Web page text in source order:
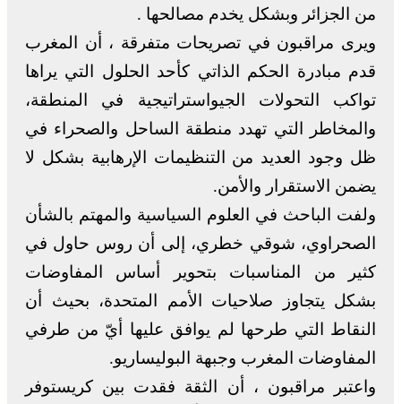
من الجزائر وبشكل يخدم مصالحها .
ويرى مراقبون في تصريحات متفرقة ، أن المغرب
قدم مبادرة الحكم الذاتي كأحد الحلول التي يراها
تواكب التحولات الجيواستراتيجية في المنطقة،
والمخاطر التي تهدد منطقة الساحل والصحراء في
ظل وجود العديد من التنظيمات الإرهابية بشكل لا
يضمن الاستقرار والأمن.
ولفت الباحث في العلوم السياسية والمهتم بالشأن
الصحراوي، شوقي خطري، إلى أن روس حاول في
كثير من المناسبات بتحوير أساس المفاوضات
بشكل يتجاوز صلاحيات الأمم المتحدة، بحيث أن
النقاط التي طرحها لم يوافق عليها أيّ من طرفي
المفاوضات المغرب وجبهة البوليساريو.
واعتبر مراقبون ، أن الثقة فقدت بين كريستوفر